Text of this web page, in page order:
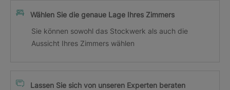
Wählen Sie die genaue Lage Ihres Zimmers
Sie können sowohl das Stockwerk als auch die
Aussicht Ihres Zimmers wählen
Lassen Sie sich von unseren Experten beraten